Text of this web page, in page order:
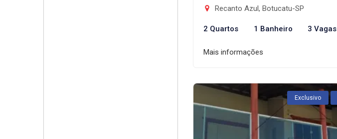
Recanto Azul, Botucatu-SP
2 Quartos 1 Banheiro 3 Vagas
Mais informações
Exclusivo